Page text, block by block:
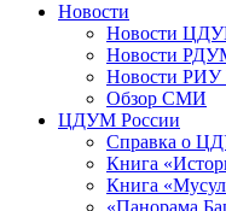
Новости
Новости
Новости
Новости
Обзор СМИ
ЦДУМ России
Справка о
Книга
Книга
«Панорама